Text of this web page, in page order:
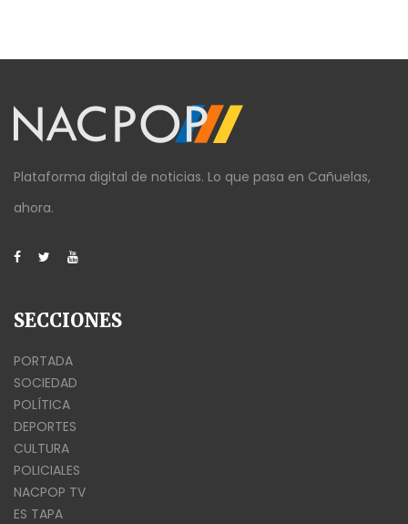
Plataforma digital de noticias. Lo que pasa en Cañuelas,
ahora.
SECCIONES
PORTADA
SOCIEDAD
POLÍTICA
DEPORTES
CULTURA
POLICIALES
NACPOP TV
ES TAPA